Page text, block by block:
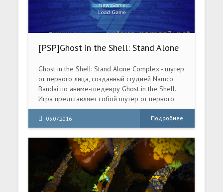
[PSP]Ghost in the Shell: Stand Alone
Complex [CSO] [ENG] 2005
Ghost in the Shell: Stand Alone Complex - шутер
от первого лица, созданный студией Namco
Bandai по аниме-шедевру Ghost in the Shell.
Игра представляет собой шутер от первого
лица
03.07.2016 Подробнее